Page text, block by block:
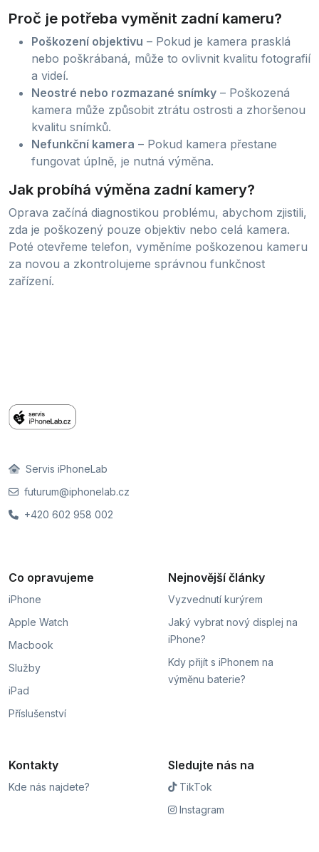
Proč je potřeba vyměnit zadní kameru?
Poškození objektivu – Pokud je kamera prasklá
nebo poškrábaná, může to ovlivnit kvalitu fotografií
a videí.
Neostré nebo rozmazané snímky – Poškozená
kamera může způsobit ztrátu ostrosti a zhoršenou
kvalitu snímků.
Nefunkční kamera – Pokud kamera přestane
fungovat úplně, je nutná výměna.
Jak probíhá výměna zadní kamery?
Oprava začíná diagnostikou problému, abychom zjistili,
zda je poškozený pouze objektiv nebo celá kamera.
Poté otevřeme telefon, vyměníme poškozenou kameru
za novou a zkontrolujeme správnou funkčnost
zařízení.
Servis iPhoneLab
futurum@iphonelab.cz
+420 602 958 002
Co opravujeme
iPhone
Apple Watch
Macbook
Služby
iPad
Příslušenství
Nejnovější články
Vyzvednutí kurýrem
Jaký vybrat nový displej na
iPhone?
Kdy přijít s iPhonem na
výměnu baterie?
Kontakty
Kde nás najdete?
Sledujte nás na
TikTok
Instagram